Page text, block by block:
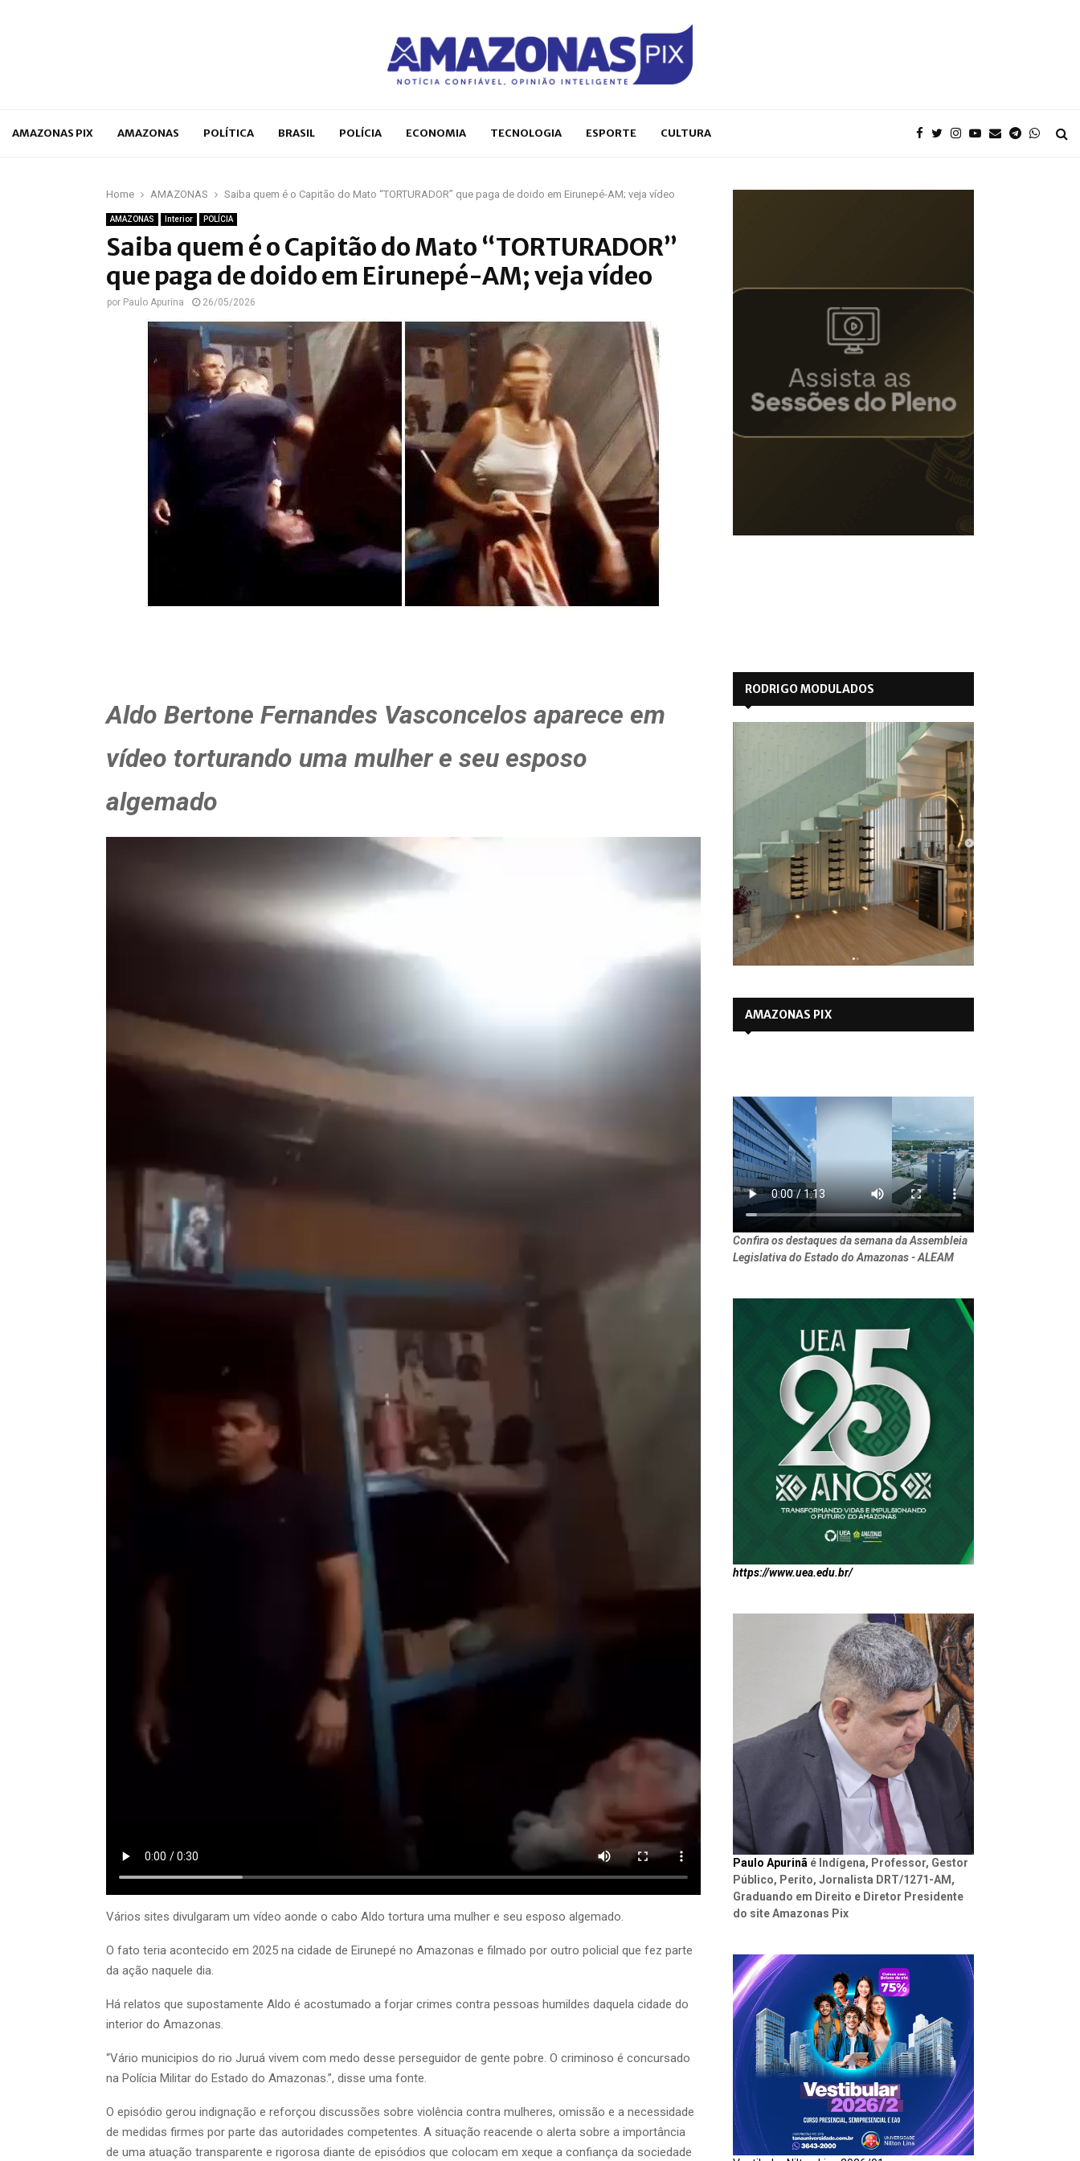
AMAZONAS PIX AMAZONAS POLÍTICA BRASIL POLÍCIA ECONOMIA TECNOLOGIA ESPORTE CULTURA
Home AMAZONAS Saiba quem é o Capitão do Mato “TORTURADOR” que paga de doido em Eirunepé-AM; veja vídeo
AMAZONAS Interior POLÍCIA
Saiba quem é o Capitão do Mato “TORTURADOR”
que paga de doido em Eirunepé-AM; veja vídeo
por Paulo Apurina 26/05/2026
Aldo Bertone Fernandes Vasconcelos aparece em
vídeo torturando uma mulher e seu esposo
algemado
Vários sites divulgaram um vídeo aonde o cabo Aldo tortura uma mulher e seu esposo algemado.
O fato teria acontecido em 2025 na cidade de Eirunepé no Amazonas e filmado por outro policial que fez parte
da ação naquele dia.
Há relatos que supostamente Aldo é acostumado a forjar crimes contra pessoas humildes daquela cidade do
interior do Amazonas.
“Vário municipios do rio Juruá vivem com medo desse perseguidor de gente pobre. O criminoso é concursado
na Polícia Militar do Estado do Amazonas.”, disse uma fonte.
O episódio gerou indignação e reforçou discussões sobre violência contra mulheres, omissão e a necessidade
de medidas firmes por parte das autoridades competentes. A situação reacende o alerta sobre a importância
de uma atuação transparente e rigorosa diante de episódios que colocam em xeque a confiança da sociedade
RODRIGO MODULADOS
AMAZONAS PIX
Confira os destaques da semana da Assembleia
Legislativa do Estado do Amazonas - ALEAM
https://www.uea.edu.br/
Paulo Apurinã é Indígena, Professor, Gestor
Público, Perito, Jornalista DRT/1271-AM,
Graduando em Direito e Diretor Presidente
do site Amazonas Pix